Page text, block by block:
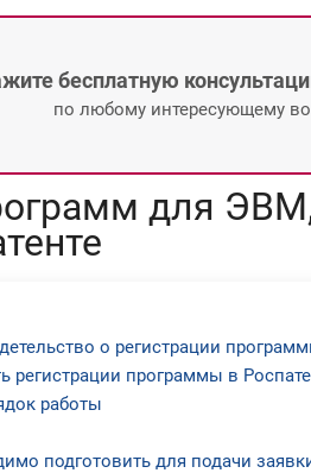
бесплатную
по любому интересующему
для
о регистрации
регистрации программы в
работы
подготовить для подачи